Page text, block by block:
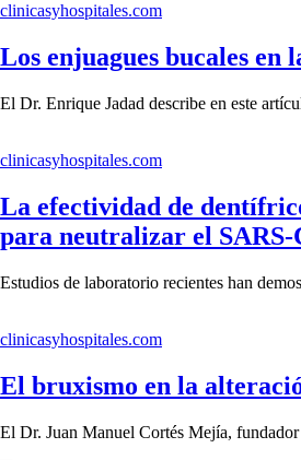
clinicasyhospitales.com
Los enjuagues bucales en
El Dr. Enrique Jadad describe en este
clinicasyhospitales.com
La efectividad de
para neutralizar el SARS-
Estudios de laboratorio recientes han
clinicasyhospitales.com
El bruxismo en la
El Dr. Juan Manuel Cortés Mejía, fundador